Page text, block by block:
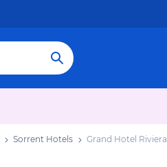
Sorrent Hotels Grand Hotel Riviera